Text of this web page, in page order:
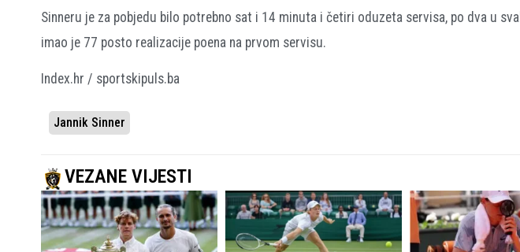
Sinneru je za pobjedu bilo potrebno sat i 14 minuta i četiri oduzeta servisa, po dva u
imao je 77 posto realizacije poena na prvom servisu.
Index.hr / sportskipuls.ba
Jannik Sinner
VEZANE VIJESTI